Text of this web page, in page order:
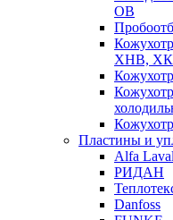
ОВ
ХНВ,
Пластины и
Alfa Laval
РИДАН
Danfoss